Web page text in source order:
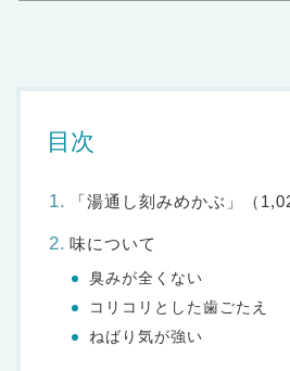
目次
「湯通し刻みめかぶ」（
味について
臭みが全くない
コリコリとした歯ごたえ
ねばり気が強い